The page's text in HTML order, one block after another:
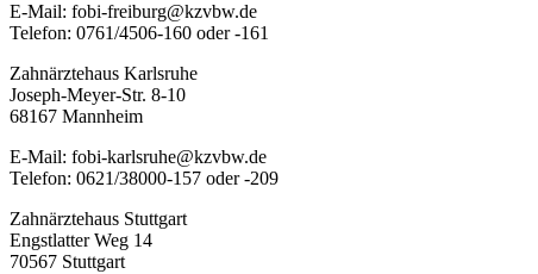
E-Mail: fobi-freiburg@kzvbw.de
Telefon: 0761/4506-160 oder -161
Zahnärztehaus Karlsruhe
Joseph-Meyer-Str. 8-10
68167 Mannheim
E-Mail: fobi-karlsruhe@kzvbw.de
Telefon: 0621/38000-157 oder -209
Zahnärztehaus Stuttgart
Engstlatter Weg 14
70567 Stuttgart